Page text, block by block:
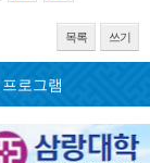
목록 쓰기
로그램
로그램
천 프로그램
로그램
로그램